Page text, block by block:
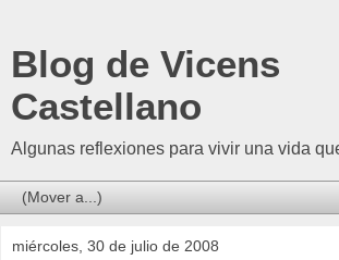
Blog de Vicens
Castellano
Algunas reflexiones para vivir una vida
miércoles, 30 de julio de 2008